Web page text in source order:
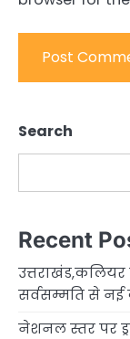
Search
Recent
सर्वसम्मति से नई
नेशनल स्तर पर